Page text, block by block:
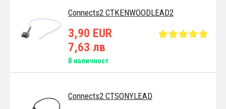
Connects2 CTKENWOODLEAD2
3,90 EUR
7,63 лв
В наличност
Connects2 CTSONYLEAD